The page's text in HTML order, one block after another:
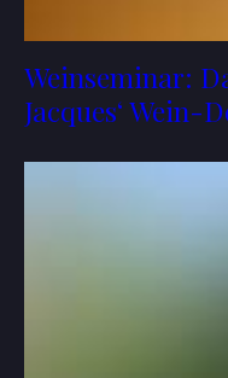
Weinseminar:
Jacques‘ Wein-